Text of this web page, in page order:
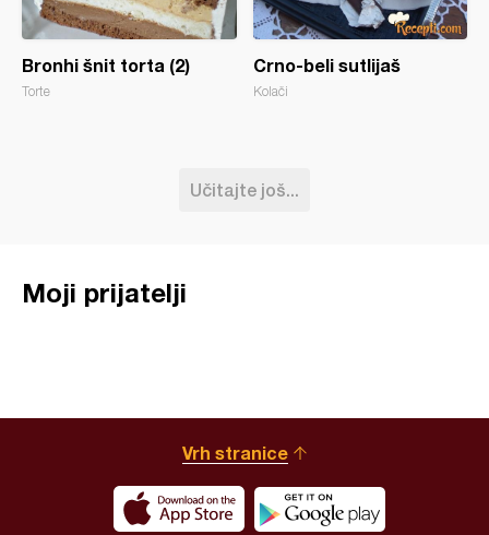
Bronhi šnit torta (2)
Torte
Crno-beli sutlijaš
Kolači
Učitajte još...
Moji prijatelji
Vrh stranice